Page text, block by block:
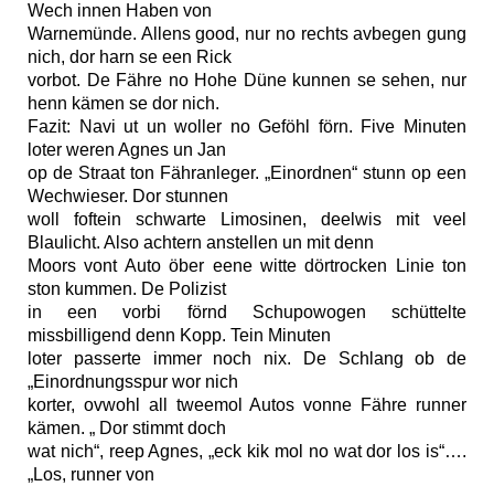
Wech innen Haben von
Warnemünde. Allens good, nur no rechts avbegen gung
nich, dor harn se een Rick
vorbot. De Fähre no Hohe Düne kunnen se sehen, nur
henn kämen se dor nich.
Fazit: Navi ut un woller no Geföhl förn. Five Minuten
loter weren Agnes un Jan
op de Straat ton Fähranleger. „Einordnen“ stunn op een
Wechwieser. Dor stunnen
woll foftein schwarte Limosinen, deelwis mit
veel
Blaulicht. Also achtern anstellen un mit denn
Moors vont Auto öber eene witte dörtrocken Linie ton
ston kummen. De Polizist
in een vorbi förnd Schupowogen schüttelte
missbilligend denn Kopp. Tein Minuten
loter passerte immer noch nix. De Schlang ob de
„Einordnungsspur wor nich
korter, ovwohl all tweemol Autos vonne Fähre runner
kämen. „ Dor stimmt doch
wat nich“, reep Agnes, „eck kik mol no wat dor los is“….
„Los, runner von